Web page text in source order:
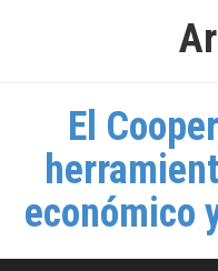
El
económico